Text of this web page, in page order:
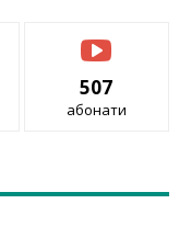
507
абонати